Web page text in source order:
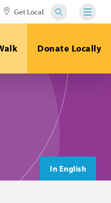
Get Local
Donate Locally
In English